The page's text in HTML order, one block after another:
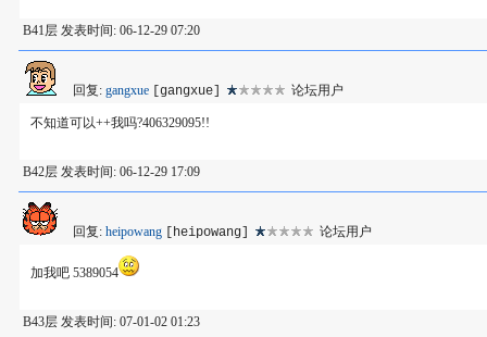
B41层 发表时间: 06-12-29 07:20
回复: gangxue [gangxue] 论坛用户
不知道可以++我吗?406329095!!
B42层 发表时间: 06-12-29 17:09
回复: heipowang [heipowang] 论坛用户
加我吧 5389054
B43层 发表时间: 07-01-02 01:23